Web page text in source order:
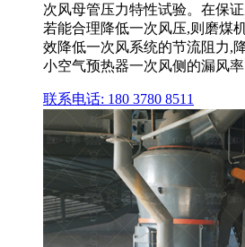
次风母管压力特性试验。在保
若能合理降低一次风压,则磨煤
效降低一次风系统的节流阻力,
小空气预热器一次风侧的漏风率
联系电话: 180 3780 8511